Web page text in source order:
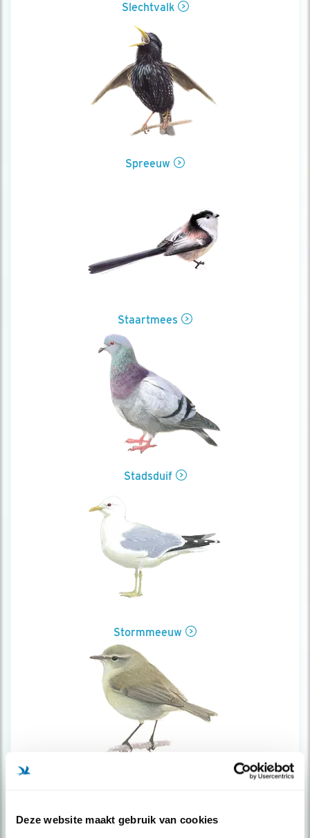
Deze website maakt gebruik van cookies
Slechtvalk
Spreeuw
Staartmees
Stadsduif
Stormmeeuw